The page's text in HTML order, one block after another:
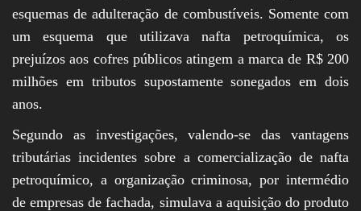
esquemas de adulteração de combustíveis. Somente com
um esquema que utilizava nafta petroquímica, os
prejuízos aos cofres públicos atingem a marca de R$ 200
milhões em tributos supostamente sonegados em dois
anos.
Segundo as investigações, valendo-se das vantagens
tributárias incidentes sobre a comercialização de nafta
petroquímico, a organização criminosa, por intermédio
de empresas de fachada, simulava a aquisição do produto